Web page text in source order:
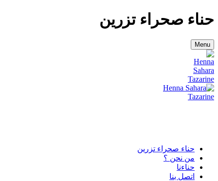
حناء صحراء تزرين
Menu
حناء صحراء تزرين
من نحن ؟
حناءنا
اتصل بنا